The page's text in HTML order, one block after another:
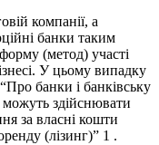
компанії, а
банки таким
(метод) участі
У цьому випадку
банки і банківську
можуть здійснювати
за власні кошти
(лізинг)” 1 .